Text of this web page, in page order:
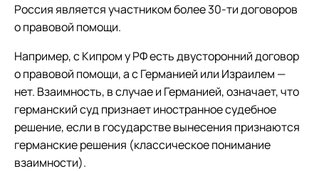
Россия является участником более 30-ти договоров
о правовой помощи.
Например, с Кипром у РФ есть двусторонний договор
о правовой помощи, а с Германией или Израилем —
нет. Взаимность, в случае и Германией, означает, что
германский суд признает иностранное судебное
решение, если в государстве вынесения признаются
германские решения (классическое понимание
взаимности).